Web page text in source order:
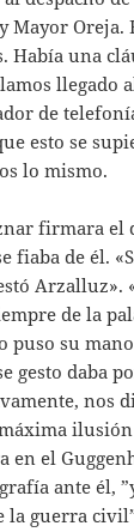
Mayor Oreja.
Había una
llegado
de
esto se
lo mismo.
firmara el
fiaba de él.
Arzalluz».
de la
puso su
gesto daba
nos
en el
ante él,
la guerra